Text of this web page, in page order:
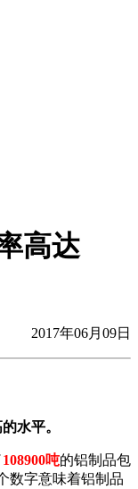
高达
2017年06月09日
水平。
108900吨的铝制品包
数字意味着铝制品